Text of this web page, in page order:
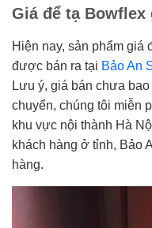
Giá để tạ Bowflex
Hiện nay, sản phẩm giá
được bán ra tại Bảo An
Lưu ý, giá bán chưa
chuyển, chúng tôi miễn
khu vực nội thành Hà
khách hàng ở tỉnh, Bảo
hàng.